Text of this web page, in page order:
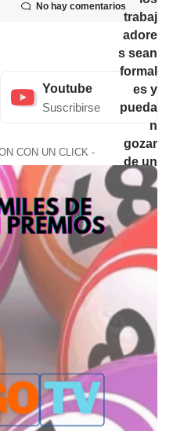
No hay comentarios
Youtube
Suscribirse
CON UN CLICK -